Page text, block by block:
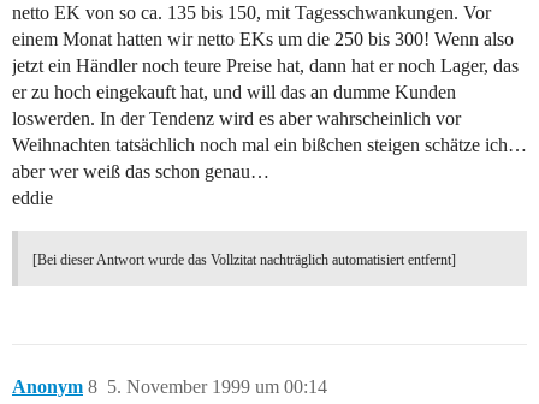
netto EK von so ca. 135 bis 150, mit Tagesschwankungen. Vor
einem Monat hatten wir netto EKs um die 250 bis 300! Wenn also
jetzt ein Händler noch teure Preise hat, dann hat er noch Lager, das
er zu hoch eingekauft hat, und will das an dumme Kunden
loswerden. In der Tendenz wird es aber wahrscheinlich vor
Weihnachten tatsächlich noch mal ein bißchen steigen schätze ich…
aber wer weiß das schon genau…
eddie
[Bei dieser Antwort wurde das Vollzitat nachträglich automatisiert entfernt]
Anonym 5. November 1999 um 00:14
8